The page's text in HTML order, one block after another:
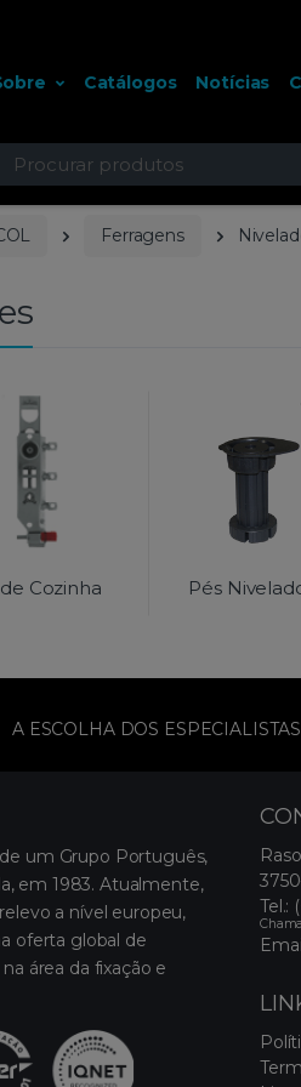
Catálogos Notícias
Ferragens
Cozinha Pés
A ESCOLHA DOS ESPECIALISTAS
um Grupo Português,
em 1983. Atualmente,
a nível europeu,
oferta global de
área da fixação e
Tel.: